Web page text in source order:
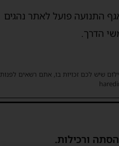
התנועה פועל לאתר נהגים
הדרך.
שיש לכם זכויות בו, אתם רשאים לפנות
ורכילות.